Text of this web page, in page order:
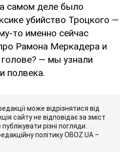
самом деле было
убийство Троцкого —
то именно сейчас
Рамона Меркадера и
— мы узнали
полвека.
може відрізнятися від
сайту не відповідає за зміст
різні погляди.
політику OBOZ.UA –